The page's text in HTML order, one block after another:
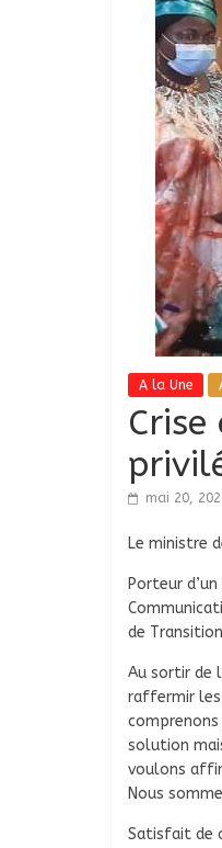
A la Une
mai 20,
Le ministre
Porteur
de
Au sortir de
raffermir les
comprenons
solution
voulons
Nous
Satisfait de